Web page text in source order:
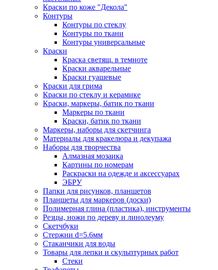
Краски по коже "Декола"
Контуры
Контуры по стеклу
Контуры по ткани
Контуры универсальные
Краски
Краска светящ. в темноте
Краски акварельные
Краски гуашевые
Краски для грима
Краски по стеклу и керамике
Краски, маркеры, батик по ткани
Маркеры по ткани
Краски, батик по ткани
Маркеры, наборы для скетчинга
Материалы для кракелюра и декупажа
Наборы для творчества
Алмазная мозаика
Картины по номерам
Раскраски на одежде и аксессуарах
ЭБРУ
Папки для рисунков, планшетов
Планшеты для маркеров (доски)
Полимерная глина (пластика), инструменты
Резцы, ножи по дереву и линолеуму
Скетчбуки
Стержни d=5.6мм
Стаканчики для воды
Товары для лепки и скульптурных работ
Стеки